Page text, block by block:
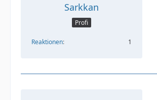
Sarkkan
Profi
Reaktionen 1